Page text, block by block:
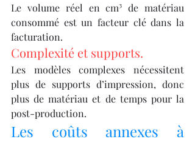
Le volume réel en cm³ de matériau
consommé est un facteur clé dans la
facturation.
Complexité et supports.
Les modèles complexes nécessitent
plus de supports d’impression, donc
plus de matériau et de temps pour la
post-production.
Les coûts annexes à